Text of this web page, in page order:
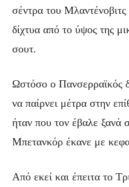
σέντρα του
δίχτυα από το ύψος της
σουτ.
Ωστόσο ο Πανσερραϊκός
να παίρνει μέτρα στην
ήταν που τον έβαλε ξανά
Μπετανκόρ έκανε με
Από εκεί και έπειτα το